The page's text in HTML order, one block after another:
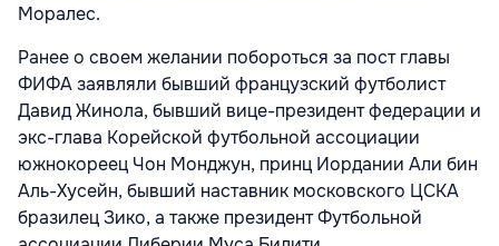
Моралес.
Ранее о своем желании побороться за пост главы
ФИФА заявляли бывший французский футболист
Давид Жинола, бывший вице-президент федерации и
экс-глава Корейской футбольной ассоциации
южнокореец Чон Монджун, принц Иордании Али бин
Аль-Хусейн, бывший наставник московского ЦСКА
бразилец Зико, а также президент Футбольной